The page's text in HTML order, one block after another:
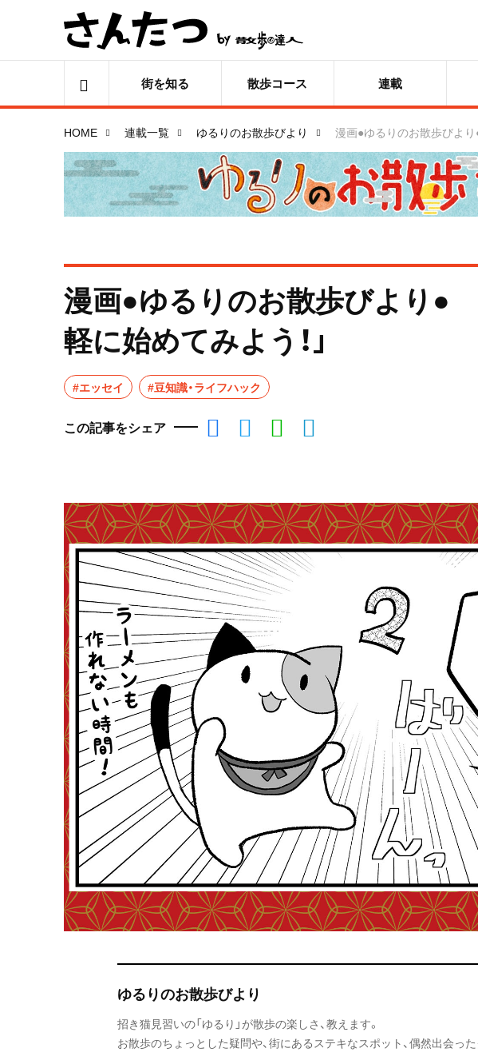
街を知る 散歩コース 連載
HOME 連載一覧 ゆるりのお散歩びより 漫画●ゆるりのお散歩びより
漫画●ゆるりのお散歩びより●
軽に始めてみよう！」
#エッセイ #豆知識・ライフハック
この記事をシェア
ゆるりのお散歩びより
招き猫見習いの「ゆるり」が散歩の楽しさ、教えます。
お散歩のちょっとした疑問や、街にあるステキなスポット、偶然出会っ